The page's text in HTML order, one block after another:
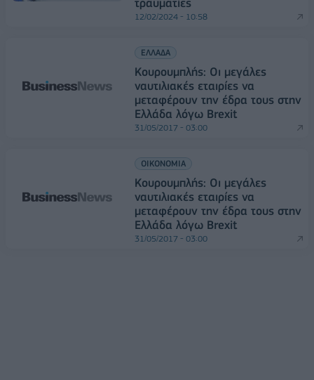
τραυματίες
12/02/2024 - 10:58
ΕΛΛΑΔΑ
Κουρουμπλής: Οι μεγάλες
ναυτιλιακές εταιρίες να
μεταφέρουν την έδρα τους στην
Ελλάδα λόγω Brexit
31/05/2017 - 03:00
ΟΙΚΟΝΟΜΙΑ
Κουρουμπλής: Οι μεγάλες
ναυτιλιακές εταιρίες να
μεταφέρουν την έδρα τους στην
Ελλάδα λόγω Brexit
31/05/2017 - 03:00